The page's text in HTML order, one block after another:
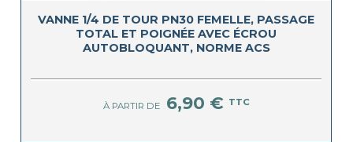
VANNE 1/4 DE TOUR PN30 FEMELLE, PASSAGE
TOTAL ET POIGNÉE AVEC ÉCROU
AUTOBLOQUANT, NORME ACS
À PARTIR DE 6,90 € TTC